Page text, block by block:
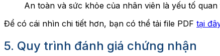
An toàn và sức khỏe của nhân viên là yếu tố
Để có cái nhìn chi tiết hơn, bạn có thể tải file PDF tại
5. Quy trình đánh giá chứng nhận